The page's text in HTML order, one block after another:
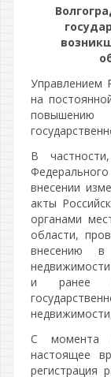
Управлением
на
В
внесении
акты
органами
области,
внесению в
и ранее
С момента
настоящее
регистрация